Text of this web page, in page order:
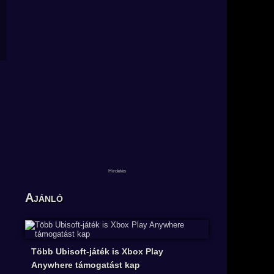
Ajánló
Több Ubisoft-játék is Xbox Play
Anywhere támogatást kap